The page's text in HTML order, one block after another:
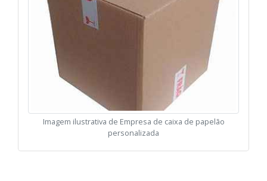
Imagem ilustrativa de Empresa de caixa de papelão
personalizada